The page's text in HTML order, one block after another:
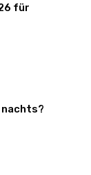
für
nachts?